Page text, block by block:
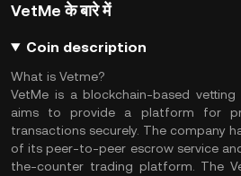
VetMe के बारे में
Coin description
What is Vetme?
VetMe is a blockchain-based
aims to provide a platform for
transactions securely. The company
of its peer-to-peer escrow service
the-counter trading platform. The